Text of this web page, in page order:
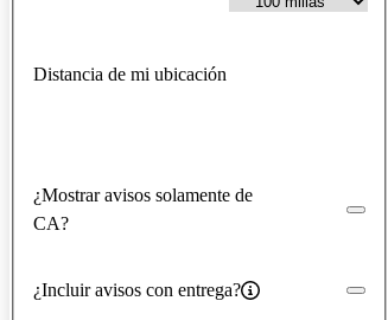
Distancia de mi ubicación
¿Mostrar avisos solamente de
CA?
¿Incluir avisos con entrega?